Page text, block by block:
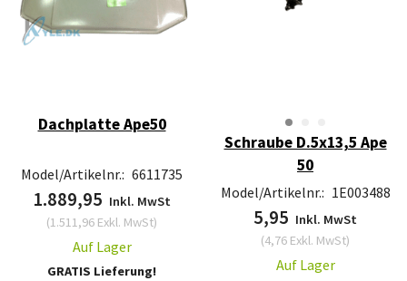
Dachplatte Ape50
Model/Artikelnr.: 6611735
1.889,95 Inkl. MwSt
(1.511,96 Exkl. MwSt)
Auf Lager
GRATIS Lieferung!
Schraube D.5x13,5 Ape
50
Model/Artikelnr.: 1E003488
5,95 Inkl. MwSt
(4,76 Exkl. MwSt)
Auf Lager